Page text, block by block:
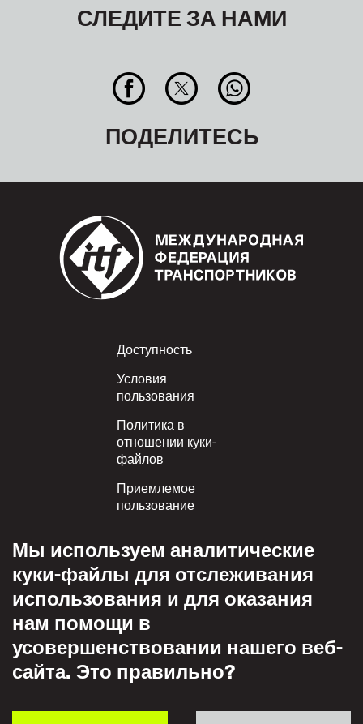
СЛЕДИТЕ ЗА НАМИ
ПОДЕЛИТЕСЬ
Footer
Доступность
Условия
пользования
Политика в
отношении куки-
файлов
Приемлемое
пользование
конфиденциальности
Политика взаимного
уважения
Мы используем аналитические
куки-файлы для отслеживания
использования и для оказания
нам помощи в
усовершенствовании нашего веб-
сайта. Это правильно?